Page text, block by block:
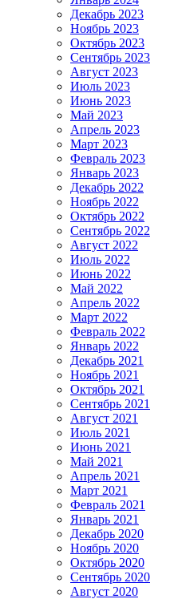
Декабрь 2023
Ноябрь 2023
Октябрь 2023
Сентябрь 2023
Август 2023
Июль 2023
Июнь 2023
Май 2023
Апрель 2023
Март 2023
Февраль 2023
Январь 2023
Декабрь 2022
Ноябрь 2022
Октябрь 2022
Сентябрь 2022
Август 2022
Июль 2022
Июнь 2022
Май 2022
Апрель 2022
Март 2022
Февраль 2022
Январь 2022
Декабрь 2021
Ноябрь 2021
Октябрь 2021
Сентябрь 2021
Август 2021
Июль 2021
Июнь 2021
Май 2021
Апрель 2021
Март 2021
Февраль 2021
Январь 2021
Декабрь 2020
Ноябрь 2020
Октябрь 2020
Сентябрь 2020
Август 2020